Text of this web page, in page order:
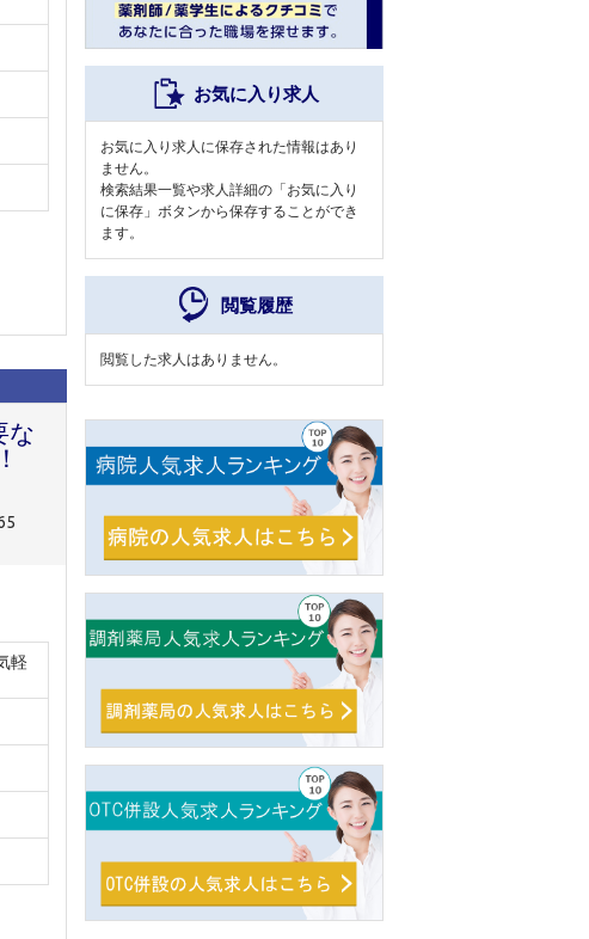
な
軽
お気に入り求人
お気に入り求人に保存された情報はあり
ません。
検索結果一覧や求人詳細の「お気に入り
に保存」ボタンから保存することができ
ます。
閲覧履歴
閲覧した求人はありません。